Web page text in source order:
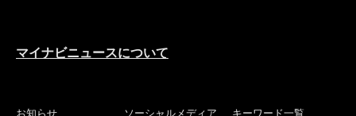
マイナビニュースについて
お知らせ ソーシャルメディア キーワード一覧